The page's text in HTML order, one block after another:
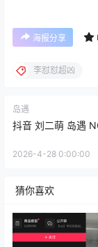
海报分享
李怼怼超凶
岛遇
抖音 刘二萌 岛遇
2026-4-28 0:00:00
猜你喜欢